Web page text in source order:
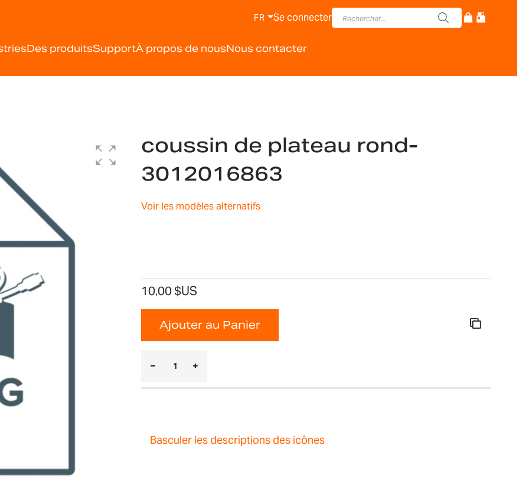
Des produitsSupportÀ propos de nousNous contacter
FR Se connecter
coussin de plateau rond-
3012016863
Voir les modèles alternatifs
10,00 $US
Ajouter au Panier
Basculer les descriptions des icônes